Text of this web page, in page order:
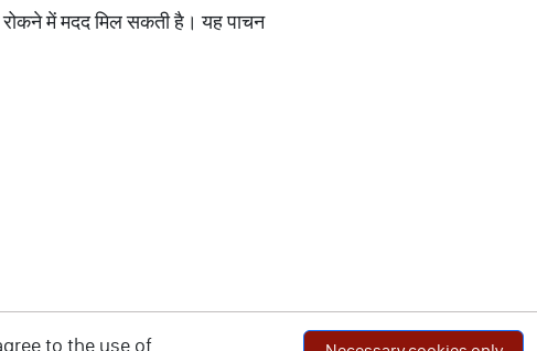
में मदद मिल सकती है। यह पाचन
to the use of